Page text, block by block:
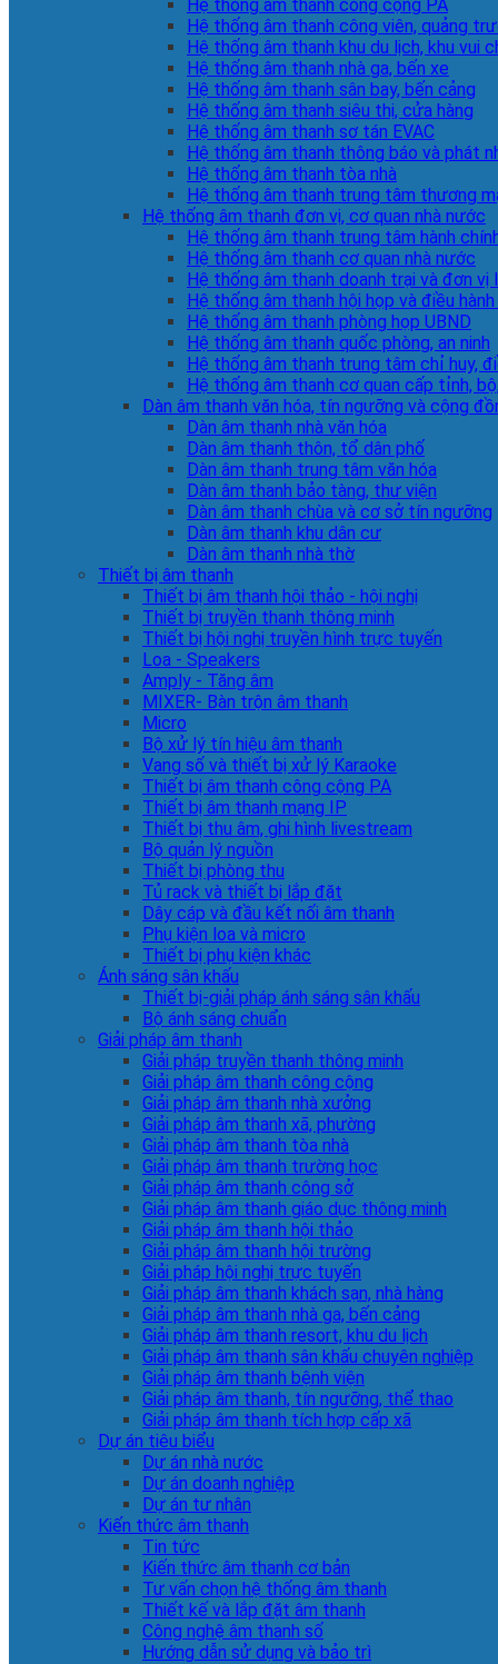
Hệ thống âm thanh công cộng PA
Hệ thống âm thanh công viên, quảng
Hệ thống âm thanh khu du lịch, khu vui
Hệ thống âm thanh nhà ga, bến xe
Hệ thống âm thanh sân bay, bến cảng
Hệ thống âm thanh siêu thị, cửa hàng
Hệ thống âm thanh sơ tán EVAC
Hệ thống âm thanh thông báo và phát
Hệ thống âm thanh tòa nhà
Hệ thống âm thanh trung tâm thương
Hệ thống âm thanh đơn vị, cơ quan nhà nước
Hệ thống âm thanh trung tâm hành
Hệ thống âm thanh cơ quan nhà nước
Hệ thống âm thanh doanh trại và đơn
Hệ thống âm thanh hội họp và điều
Hệ thống âm thanh phòng họp UBND
Hệ thống âm thanh quốc phòng, an ninh
Hệ thống âm thanh trung tâm chỉ huy,
Hệ thống âm thanh cơ quan cấp tỉnh,
Dàn âm thanh văn hóa, tín ngưỡng và cộng
Dàn âm thanh nhà văn hóa
Dàn âm thanh thôn, tổ dân phố
Dàn âm thanh trung tâm văn hóa
Dàn âm thanh bảo tàng, thư viện
Dàn âm thanh chùa và cơ sở tín ngưỡng
Dàn âm thanh khu dân cư
Dàn âm thanh nhà thờ
Thiết bị âm thanh
Thiết bị âm thanh hội thảo - hội nghị
Thiết bị truyền thanh thông minh
Thiết bị hội nghị truyền hình trực tuyến
Loa - Speakers
Amply - Tăng âm
MIXER- Bàn trộn âm thanh
Micro
Bộ xử lý tín hiệu âm thanh
Vang số và thiết bị xử lý Karaoke
Thiết bị âm thanh công cộng PA
Thiết bị âm thanh mạng IP
Thiết bị thu âm, ghi hình livestream
Bộ quản lý nguồn
Thiết bị phòng thu
Tủ rack và thiết bị lắp đặt
Dây cáp và đầu kết nối âm thanh
Phụ kiện loa và micro
Thiết bị phụ kiện khác
Ánh sáng sân khấu
Thiết bị-giải pháp ánh sáng sân khấu
Bộ ánh sáng chuẩn
Giải pháp âm thanh
Giải pháp truyền thanh thông minh
Giải pháp âm thanh công cộng
Giải pháp âm thanh nhà xưởng
Giải pháp âm thanh xã, phường
Giải pháp âm thanh tòa nhà
Giải pháp âm thanh trường học
Giải pháp âm thanh công sở
Giải pháp âm thanh giáo dục thông minh
Giải pháp âm thanh hội thảo
Giải pháp âm thanh hội trường
Giải pháp hội nghị trực tuyến
Giải pháp âm thanh khách sạn, nhà hàng
Giải pháp âm thanh nhà ga, bến cảng
Giải pháp âm thanh resort, khu du lịch
Giải pháp âm thanh sân khấu chuyên nghiệp
Giải pháp âm thanh bệnh viện
Giải pháp âm thanh, tín ngưỡng, thể thao
Giải pháp âm thanh tích hợp cấp xã
Dự án tiêu biểu
Dự án nhà nước
Dự án doanh nghiệp
Dự án tư nhân
Kiến thức âm thanh
Tin tức
Kiến thức âm thanh cơ bản
Tư vấn chọn hệ thống âm thanh
Thiết kế và lắp đặt âm thanh
Công nghệ âm thanh số
Hướng dẫn sử dụng và bảo trì